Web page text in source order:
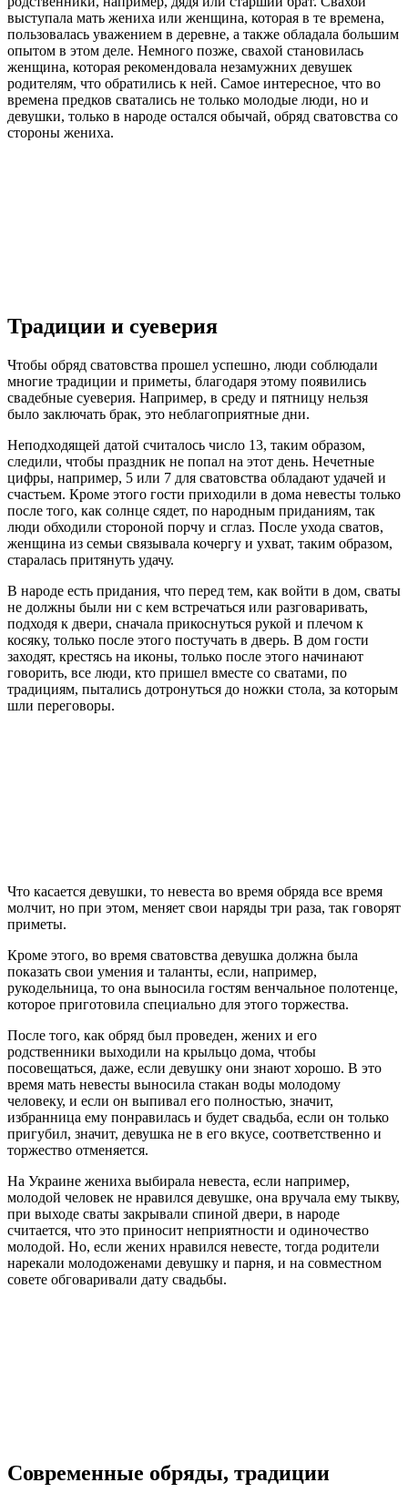
выступала мать жениха или женщина, которая в те времена,
пользовалась уважением в деревне, а также обладала большим
опытом в этом деле. Немного позже, свахой становилась
женщина, которая рекомендовала незамужних девушек
родителям, что обратились к ней. Самое интересное, что во
времена предков сватались не только молодые люди, но и
девушки, только в народе остался обычай, обряд сватовства со
стороны жениха.
Традиции и суеверия
Чтобы обряд сватовства прошел успешно, люди соблюдали
многие традиции и приметы, благодаря этому появились
свадебные суеверия. Например, в среду и пятницу нельзя
было заключать брак, это неблагоприятные дни.
Неподходящей датой считалось число 13, таким образом,
следили, чтобы праздник не попал на этот день. Нечетные
цифры, например, 5 или 7 для сватовства обладают удачей и
счастьем. Кроме этого гости приходили в дома невесты только
после того, как солнце сядет, по народным приданиям, так
люди обходили стороной порчу и сглаз. После ухода сватов,
женщина из семьи связывала кочергу и ухват, таким образом,
старалась притянуть удачу.
В народе есть придания, что перед тем, как войти в дом, сваты
не должны были ни с кем встречаться или разговаривать,
подходя к двери, сначала прикоснуться рукой и плечом к
косяку, только после этого постучать в дверь. В дом гости
заходят, крестясь на иконы, только после этого начинают
говорить, все люди, кто пришел вместе со сватами, по
традициям, пытались дотронуться до ножки стола, за которым
шли переговоры.
Что касается девушки, то невеста во время обряда все время
молчит, но при этом, меняет свои наряды три раза, так говорят
приметы.
Кроме этого, во время сватовства девушка должна была
показать свои умения и таланты, если, например,
рукодельница, то она выносила гостям венчальное полотенце,
которое приготовила специально для этого торжества.
После того, как обряд был проведен, жених и его
родственники выходили на крыльцо дома, чтобы
посовещаться, даже, если девушку они знают хорошо. В это
время мать невесты выносила стакан воды молодому
человеку, и если он выпивал его полностью, значит,
избранница ему понравилась и будет свадьба, если он только
пригубил, значит, девушка не в его вкусе, соответственно и
торжество отменяется.
На Украине жениха выбирала невеста, если например,
молодой человек не нравился девушке, она вручала ему тыкву,
при выходе сваты закрывали спиной двери, в народе
считается, что это приносит неприятности и одиночество
молодой. Но, если жених нравился невесте, тогда родители
нарекали молодоженами девушку и парня, и на совместном
совете обговаривали дату свадьбы.
Современные обряды, традиции